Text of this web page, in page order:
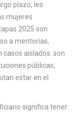
plazo, les
mujeres
2025 son
a mentorías,
casos aislados: son
públicas,
estar en el
significa tener